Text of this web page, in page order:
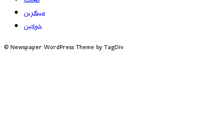
میگزین
خواتین
© Newspaper WordPress Theme by TagDiv